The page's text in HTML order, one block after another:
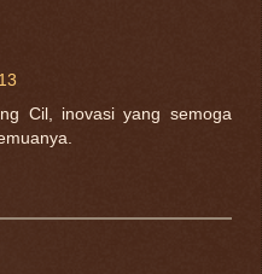
Cil, inovasi yang semoga